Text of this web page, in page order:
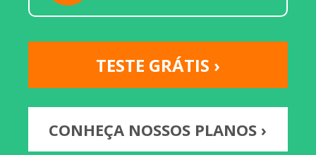
TESTE GRÁTIS ›
CONHEÇA NOSSOS PLANOS ›